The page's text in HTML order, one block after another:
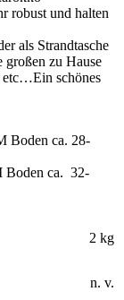
robust und halten
als Strandtasche
großen zu Hause
etc…Ein schönes
Boden ca. 28-
Boden ca. 32-
2 kg
n. v.